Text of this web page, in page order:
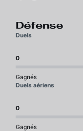
Défense
Duels
0
Gagnés
Duels aériens
0
Gagnés